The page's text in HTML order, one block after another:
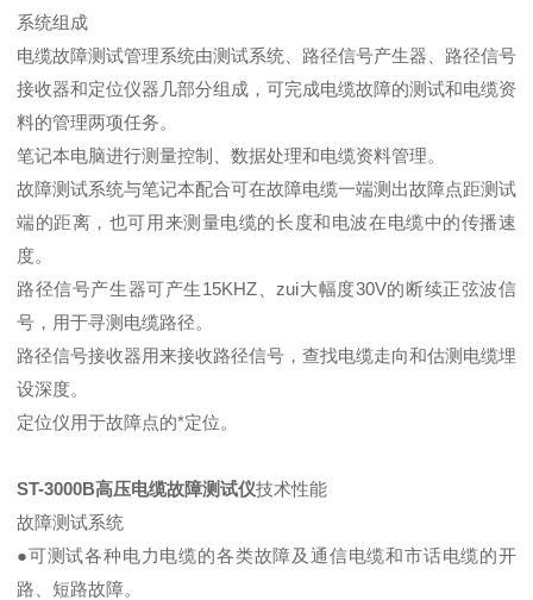
系统组成
电缆故障测试管理系统由测试系统、路径信号产生器、路径信号
接收器和定位仪器几部分组成，可完成电缆故障的测试和电缆资
料的管理两项任务。
笔记本电脑进行测量控制、数据处理和电缆资料管理。
故障测试系统与笔记本配合可在故障电缆一端测出故障点距测试
端的距离，也可用来测量电缆的长度和电波在电缆中的传播速
度。
路径信号产生器可产生15KHZ、zui大幅度30V的断续正弦波信
号，用于寻测电缆路径。
路径信号接收器用来接收路径信号，查找电缆走向和估测电缆埋
设深度。
定位仪用于故障点的*定位。
ST-3000B高压电缆故障测试仪技术性能
故障测试系统
●可测试各种电力电缆的各类故障及通信电缆和市话电缆的开
路、短路故障。